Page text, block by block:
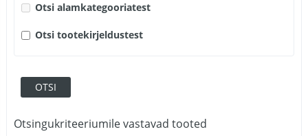
Otsi alamkategooriatest
Otsi tootekirjeldustest
Otsingukriteeriumile vastavad tooted